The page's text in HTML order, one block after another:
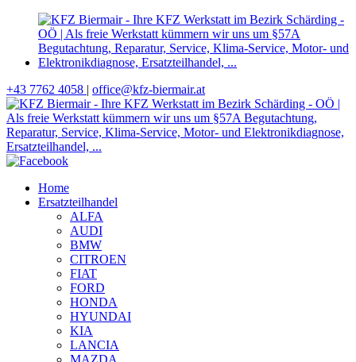
+43 7762 4058 | office@kfz-biermair.at
Home
Ersatzteilhandel
ALFA
AUDI
BMW
CITROEN
FIAT
FORD
HONDA
HYUNDAI
KIA
LANCIA
MAZDA